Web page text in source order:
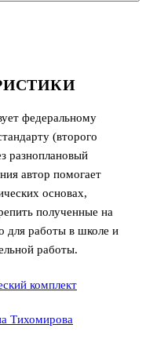
федеральному
(второго
разноплановый
автор помогает
основах,
полученные на
для работы в школе и
работы.
комплект
Тихомирова